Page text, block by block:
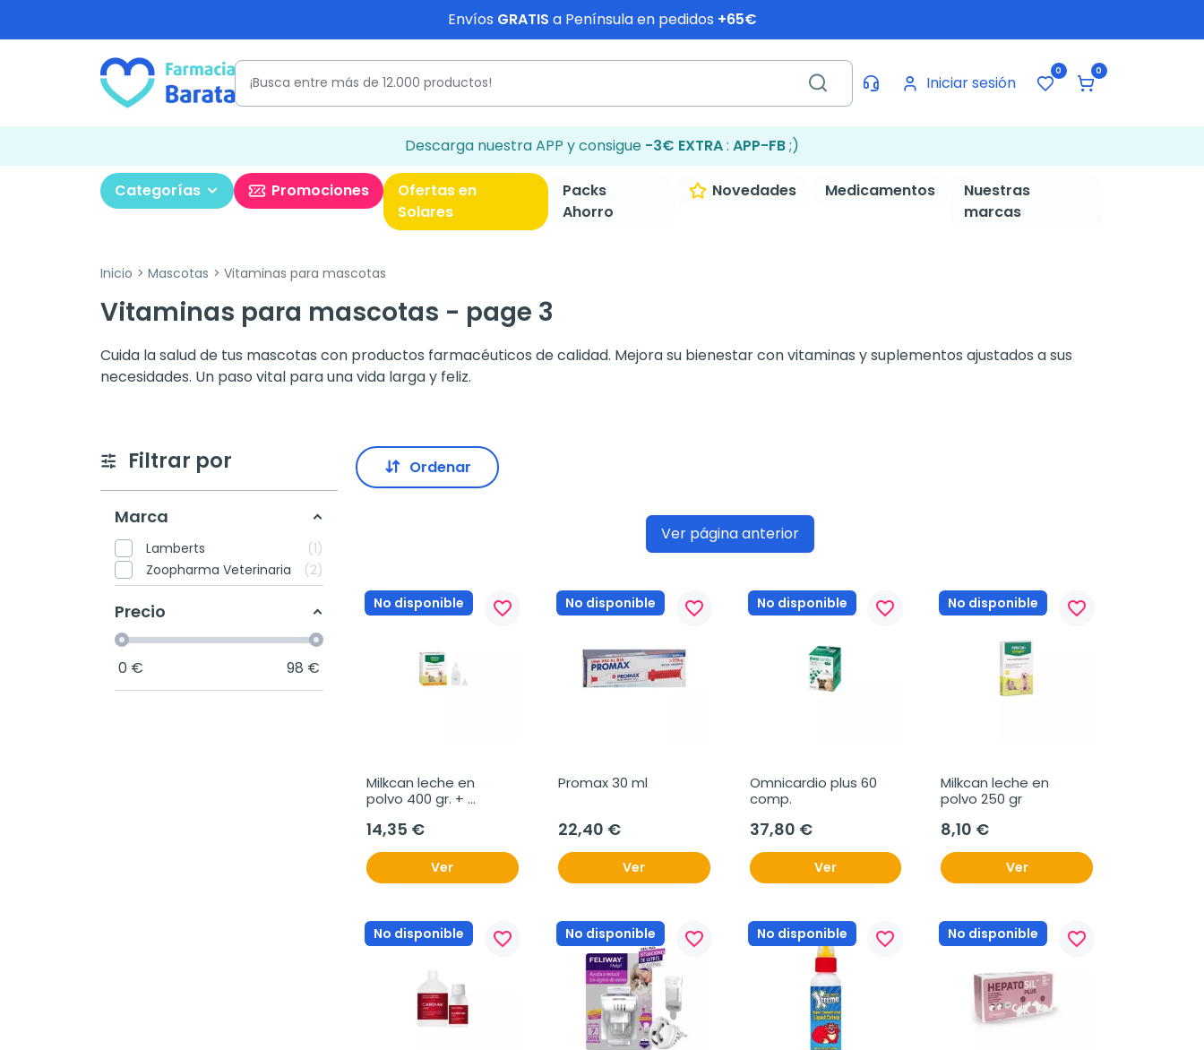
Envíos GRATIS a Península en pedidos +65€
Iniciar sesión
0 0
Descarga nuestra APP y consigue -3€ EXTRA: APP-FB;)
Categorías Promociones
Ofertas en
Solares
Packs
Ahorro
Novedades Medicamentos
Nuestras
marcas
Inicio Mascotas Vitaminas para mascotas
Vitaminas para mascotas - page 3
Cuida la salud de tus mascotas con productos farmacéuticos de calidad. Mejora su bienestar con vitaminas y suplementos ajustados a sus
necesidades. Un paso vital para una vida larga y feliz.
Filtrar por
Marca
Lamberts
1
Zoopharma Veterinaria
2
Precio
0 € 98 €
Ordenar
Ver página anterior
No disponible favorite_border
Milkcan leche en
polvo 400 gr. +
14,35 €
Ver
No disponible favorite_border
Promax 30 ml
22,40 €
Ver
No disponible favorite_border
Omnicardio plus 60
comp.
37,80 €
Ver
No disponible favorite_border
Milkcan leche en
polvo 250 gr
8,10 €
Ver
No disponible favorite_border No disponible favorite_border No disponible favorite_border No disponible favorite_border